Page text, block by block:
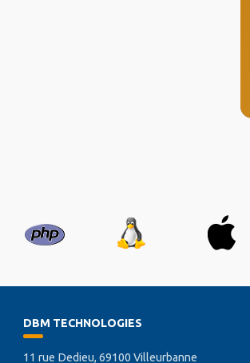
DBM TECHNOLOGIES
11 rue Dedieu, 69100 Villeurbanne